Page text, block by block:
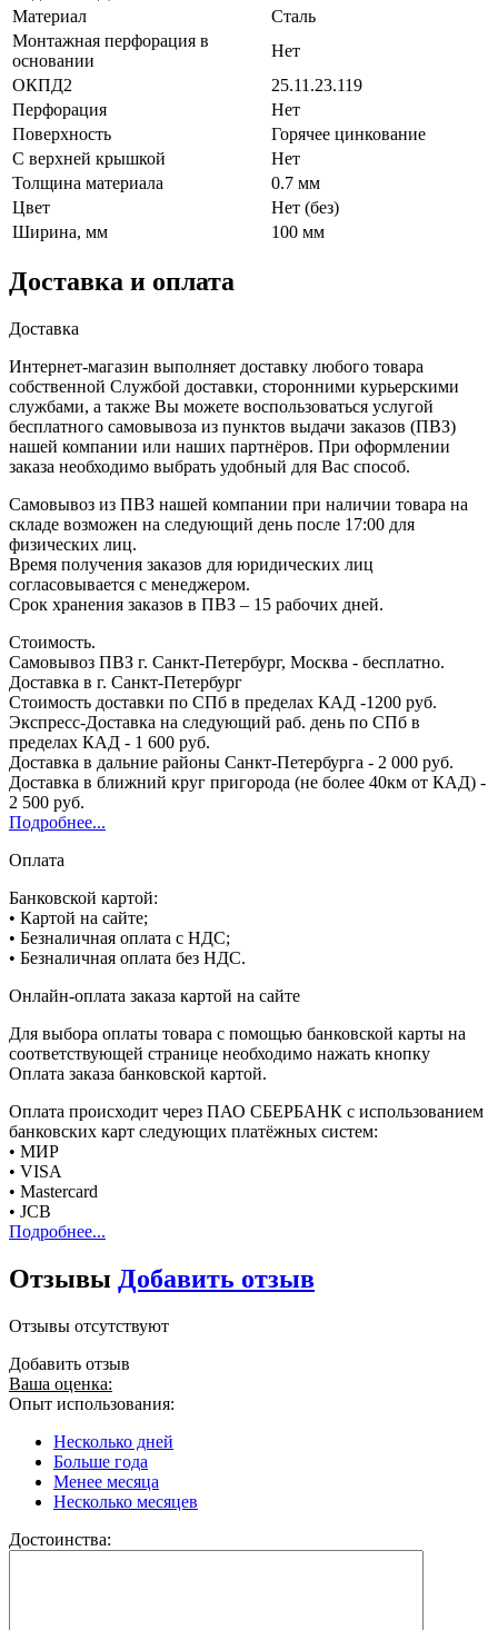
Материал
Сталь
Монтажная перфорация в
основании
Нет
ОКПД2
25.11.23.119
Перфорация
Нет
Поверхность
Горячее цинкование
С верхней крышкой
Нет
Толщина материала
0.7 мм
Цвет
Нет (без)
Ширина, мм
100 мм
Доставка и оплата
Доставка
Интернет-магазин выполняет доставку любого товара
собственной Службой доставки, сторонними курьерскими
службами, а также Вы можете воспользоваться услугой
бесплатного самовывоза из пунктов выдачи заказов (ПВЗ)
нашей компании или наших партнёров. При оформлении
заказа необходимо выбрать удобный для Вас способ.
Самовывоз из ПВЗ нашей компании при наличии товара на
складе возможен на следующий день после 17:00 для
физических лиц.
Время получения заказов для юридических лиц
согласовывается с менеджером.
Срок хранения заказов в ПВЗ – 15 рабочих дней.
Стоимость.
Самовывоз ПВЗ г. Санкт-Петербург, Москва - бесплатно.
Доставка в г. Санкт-Петербург
Стоимость доставки по СПб в пределах КАД -1200 руб.
Экспресс-Доставка на следующий раб. день по СПб в
пределах КАД - 1 600 руб.
Доставка в дальние районы Санкт-Петербурга - 2 000 руб.
Доставка в ближний круг пригорода (не более 40км от КАД) -
2 500 руб.
Подробнее...
Оплата
Банковской картой:
• Картой на сайте;
• Безналичная оплата с НДС;
• Безналичная оплата без НДС.
Онлайн-оплата заказа картой на сайте
Для выбора оплаты товара с помощью банковской карты на
соответствующей странице необходимо нажать кнопку
Оплата заказа банковской картой.
Оплата происходит через ПАО СБЕРБАНК с использованием
банковских карт следующих платёжных систем:
• МИР
• VISA
• Mastercard
• JCB
Подробнее...
Отзывы Добавить отзыв
Отзывы отсутствуют
Добавить отзыв
Ваша оценка:
Опыт использования:
Несколько дней
Больше года
Менее месяца
Несколько месяцев
Достоинства: